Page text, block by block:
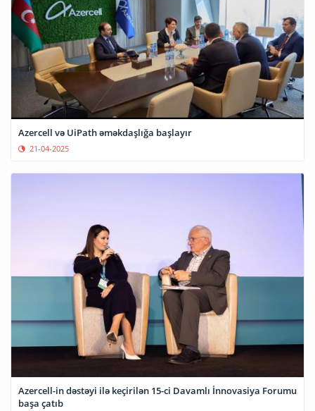
Azercell və UiPath əməkdaşlığa başlayır
21-04-2025
Azercell-in dəstəyi ilə keçirilən 15-ci Davamlı İnnovasiya Forumu
başa çatıb